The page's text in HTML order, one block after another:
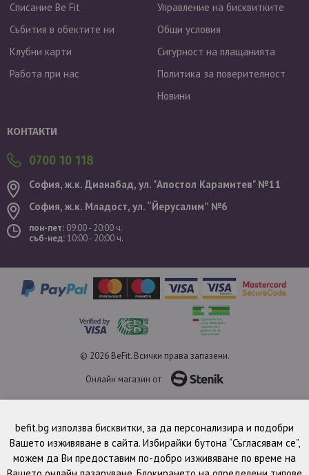
Списание Be Fit
Събития в обектите ни
Клубни карти
Работа при нас
Управление на бисквитките
Общи условия
Сигурност на плащанията
Политика за поверителност
Новини
КОНТАКТИ
0700 10 118
София, ж.к. Дианабад, ул. "Aпостол Карамитев" №11
София, ж.к. Младост, ул. “Йерусалим” №6
пон-пет: 09:00 - 20:00 ч.
съб-нед:10:00 - 20:00 ч.
© 2026 BeFit. Всички права запазени.
Онлайн магазин от
befit.bg използва бисквитки, за да персонализира и подобри
Вашето изживяване в сайта. Избирайки бутона “Съгласявам се”,
можем да Ви предоставим по-добро изживяване по време на